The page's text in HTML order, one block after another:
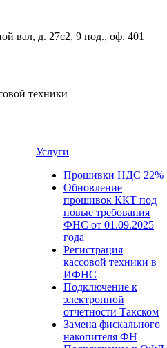
вал, д. 27с2, 9 под., оф. 401
техники
Услуги
Прошивки НДС 22%
Обновление
прошивок ККТ под
новые требования
ФНС от 01.09.2025
года
Регистрация
кассовой техники в
ИФНС
Подключение к
электронной
отчетности Такском
Замена фискального
накопителя ФН